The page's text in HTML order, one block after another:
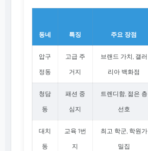
동네 특징 주요 장점
압구
정동
고급 주
거지
브랜드 가치, 갤러
리아 백화점
청담
동
패션 중
심지
트렌디함, 젊은 층
선호
대치
동
교육 1번
지
최고 학군, 학원가
밀집